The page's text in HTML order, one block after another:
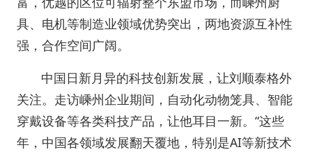
具、电机等制造业领域优势突出，两地资源互补性
强，合作空间广阔。
中国日新月异的科技创新发展，让刘顺泰格外
关注。走访嵊州企业期间，自动化动物笼具、智能
穿戴设备等各类科技产品，让他耳目一新。“这些
年，中国各领域发展翻天覆地，特别是AI等新技术